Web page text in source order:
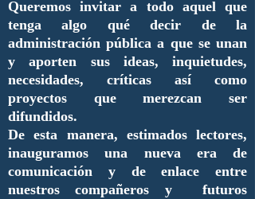
Queremos invitar a todo aquel que
tenga algo qué decir de la
administración pública a que se unan
y aporten sus ideas, inquietudes,
necesidades, críticas así como
proyectos que merezcan ser
difundidos.
De esta manera, estimados lectores,
inauguramos una nueva era de
comunicación y de enlace entre
nuestros compañeros y futuros